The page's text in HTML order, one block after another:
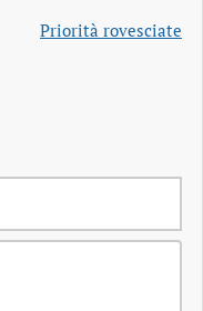
Priorità rovesciate